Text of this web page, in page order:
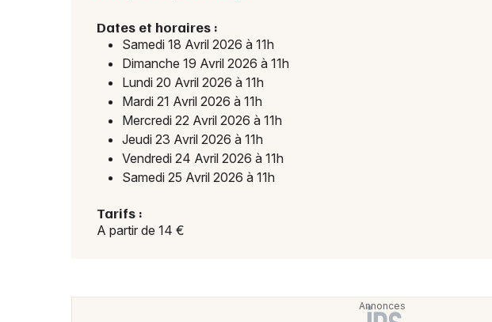
Dates et horaires :
Samedi 18 Avril 2026 à 11h
Dimanche 19 Avril 2026 à 11h
Lundi 20 Avril 2026 à 11h
Mardi 21 Avril 2026 à 11h
Mercredi 22 Avril 2026 à 11h
Jeudi 23 Avril 2026 à 11h
Vendredi 24 Avril 2026 à 11h
Samedi 25 Avril 2026 à 11h
Tarifs :
A partir de 14 €